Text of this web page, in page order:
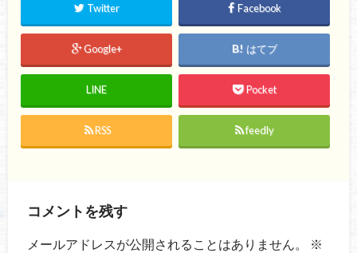
Twitter Facebook
Google+ はてブ
LINE Pocket
RSS feedly
コメントを残す
メールアドレスが公開されることはありません。
※